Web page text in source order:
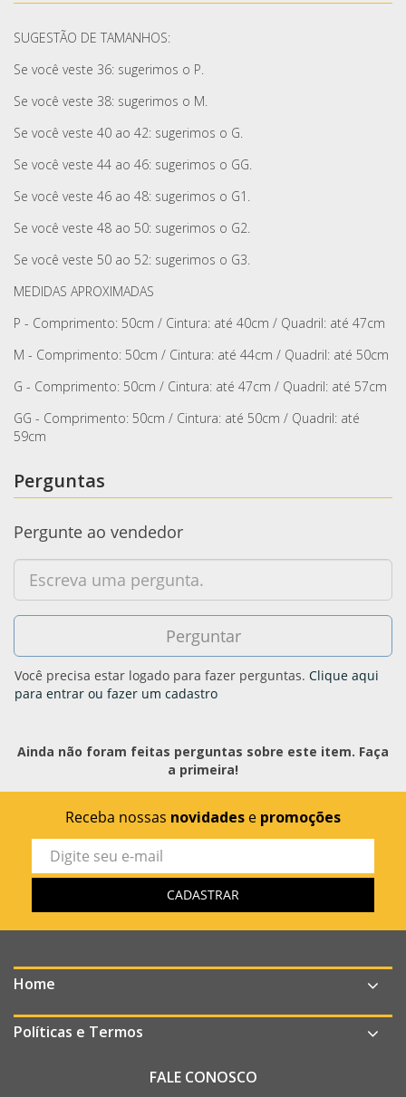
SUGESTÃO DE TAMANHOS:
Se você veste 36: sugerimos o P.
Se você veste 38: sugerimos o M.
Se você veste 40 ao 42: sugerimos o G.
Se você veste 44 ao 46: sugerimos o GG.
Se você veste 46 ao 48: sugerimos o G1.
Se você veste 48 ao 50: sugerimos o G2.
Se você veste 50 ao 52: sugerimos o G3.
MEDIDAS APROXIMADAS
P - Comprimento: 50cm / Cintura: até 40cm / Quadril: até 47cm
M - Comprimento: 50cm / Cintura: até 44cm / Quadril: até 50cm
G - Comprimento: 50cm / Cintura: até 47cm / Quadril: até 57cm
GG - Comprimento: 50cm / Cintura: até 50cm / Quadril: até
59cm
Perguntas
Pergunte ao vendedor
Você precisa estar logado para fazer perguntas. Clique aqui
para entrar ou fazer um cadastro
Ainda não foram feitas perguntas sobre este item. Faça
a primeira!
Receba nossas novidades e promoções
Home
Políticas e Termos
FALE CONOSCO